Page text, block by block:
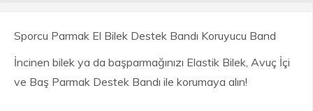
Sporcu Parmak El Bilek Destek Bandı Koruyucu Band
İncinen bilek ya da başparmağınızı Elastik Bilek, Avuç İçi
ve Baş Parmak Destek Bandı ile korumaya alın!